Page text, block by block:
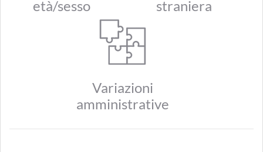
età/sesso straniera
Variazioni
amministrative